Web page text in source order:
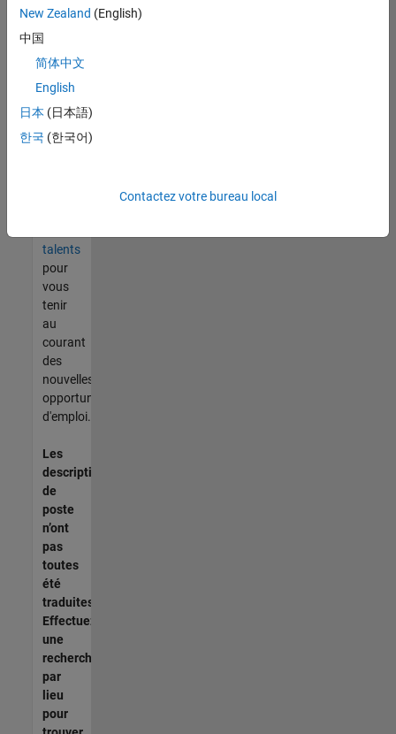
vous
trouvez
pas
d'offre
corresponde
à vos
talents
pour
vous
tenir
au
courant
des
nouvelles
opportunités
d'emploi.
Les
descriptions
de
poste
n’ont
pas
toutes
été
traduites.
Effectuez
une
recherche
par
lieu
pour
New Zealand (English)
中国
简体中文
English
日本 (日本語)
한국 (한국어)
Contactez votre bureau local